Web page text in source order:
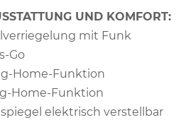
UND KOMFORT:
mit Funk
Go
Home-Funktion
Home-Funktion
elektrisch verstellbar